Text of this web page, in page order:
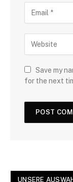
Save my
for the next
UNSERE